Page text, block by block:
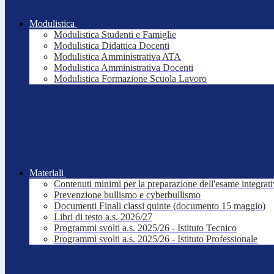
Modulistica
Modulistica Studenti e Famiglie
Modulistica Didattica Docenti
Modulistica Amministrativa ATA
Modulistica Amministrativa Docenti
Modulistica Formazione Scuola Lavoro
Materiali
Contenuti minimi per la preparazione dell'esame
Prevenzione bullismo e cyberbullismo
Documenti Finali classi quinte (documento 15 maggio)
Libri di testo a.s. 2026/27
Programmi svolti a.s. 2025/26 - Istituto Tecnico
Programmi svolti a.s. 2025/26 - Istituto Professionale